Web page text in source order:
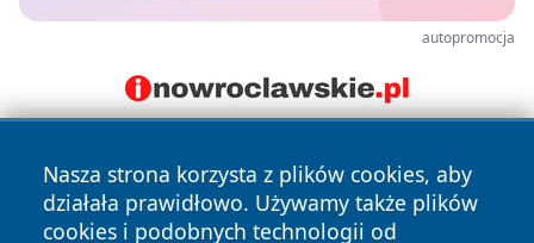
autopromocja
Nasza strona korzysta z plików cookies, aby
działała prawidłowo. Używamy także plików
cookies i podobnych technologii od